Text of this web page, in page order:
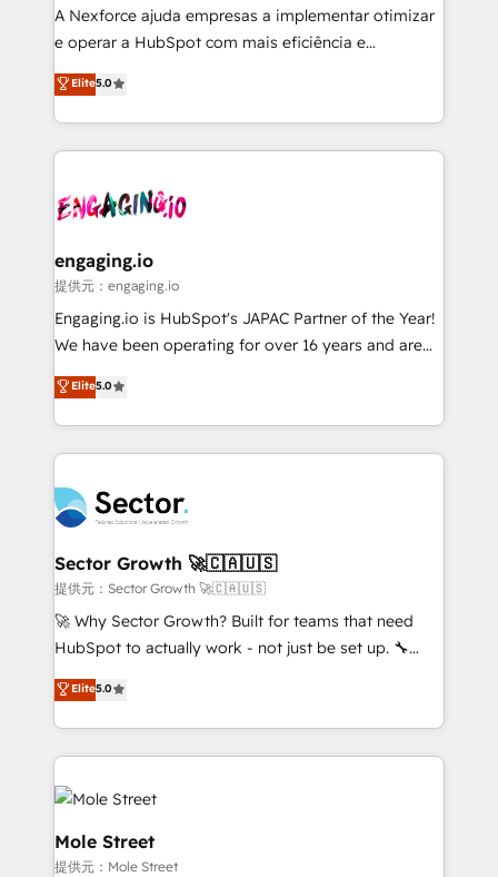
HubSpot with LinkedIn, WhatsApp, email, paid
media, and AI voice to drive pipeline. 🤖 AI Custom
prospecting, follow-ups, service triage, and
knowledge retrieval—built in HubSpot. ⚡ Fast-Track
advanced optimization & adoption 📍 São Paulo, BR
• Des Moines, IA • New York, NY
A Nexforce ajuda empresas a implementar otimizar
e operar a HubSpot com mais eficiência e
previsibilidade de receita. Combinamos Revenue
Operations (RevOps) e Inteligência Artificial para
estruturar processos integrar sistemas organizar
dados e automatizar operações. O objetivo é
operacional de receita conectando equipes
Também somos distribuidores oficiais da HubSpot
e de mais de 150 softwares globais permitindo
contratar e pagar a HubSpot em reais com nota
fiscal no Brasil e gerar economia de até 50% na
Oferecemos ainda agentes de IA especializados em
HubSpot que automatizam tarefas executam rotinas
empresas em 13 países utilizam a Nexforce. Somos
a maior parceira da HubSpot na América Latina e
líder no ranking global de sucesso do cliente da
HubSpot.
Elite5.0
engaging.io
提供元：engaging.io
Engaging.io is HubSpot's JAPAC Partner of the Year!
We have been operating for over 16 years and are
one of HubSpot's most experienced and technically
capable Agency Partners globally. We specialise in
complex CRM migrations, implementations,
integrations, custom CMS portal development,
businesses. Our teams are based in North America
and APAC. We are HubSpot's top-ranked Advanced
Implementation Certified Partner and we contribute
to their advisory council. We strive to do 'good work
with good people' and have worked with incredible
brands. You can see some of them on our website,
Elite5.0
Sector Growth 🚀🇨🇦🇺🇸
提供元：Sector Growth 🚀🇨🇦🇺🇸
🚀 Why Sector Growth? Built for teams that need
HubSpot to actually work - not just be set up. 🔧
HubSpot Experts: Onboarding, migrations,
automation, and training built for adoption. ⚡ Highly
Technical Execution: ERP, EMR and Custom
Integrations; complex builds delivered in weeks, not
months. 🤖 AI Consulting & Agents: AI-powered
workflows; automation agents; process optimization
inside HubSpot. 🏆 Industry Experience: 🏥
Healthcare: HIPAA implementations; secure data
Elite5.0
Mole Street
提供元：Mole Street